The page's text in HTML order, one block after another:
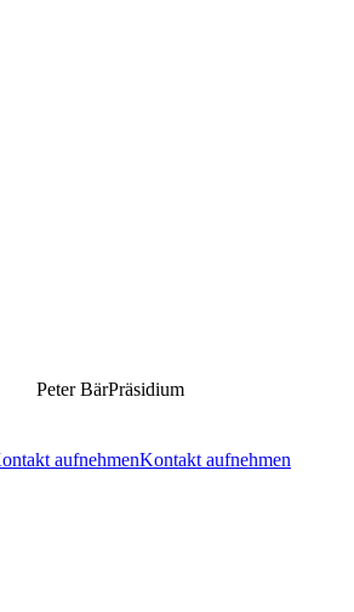
Peter BärPräsidium
aufnehmenKontakt aufnehmen